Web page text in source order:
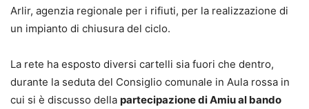
Arlir, agenzia regionale per i rifiuti, per la realizzazione di
un impianto di chiusura del ciclo.
La rete ha esposto diversi cartelli sia fuori che dentro,
durante la seduta del Consiglio comunale in Aula rossa in
cui si è discusso della partecipazione di Amiu al bando